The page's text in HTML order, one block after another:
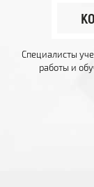
Специалисты
работы и